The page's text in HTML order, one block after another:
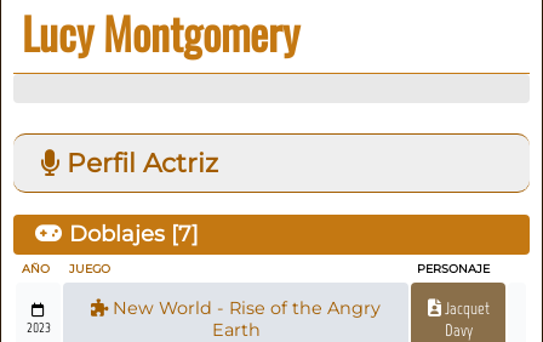
Lucy Montgomery
Perfil Actriz
Doblajes [7]
AÑO JUEGO PERSONAJE
2023
New World - Rise of the Angry
Earth
Jacquet
Davy